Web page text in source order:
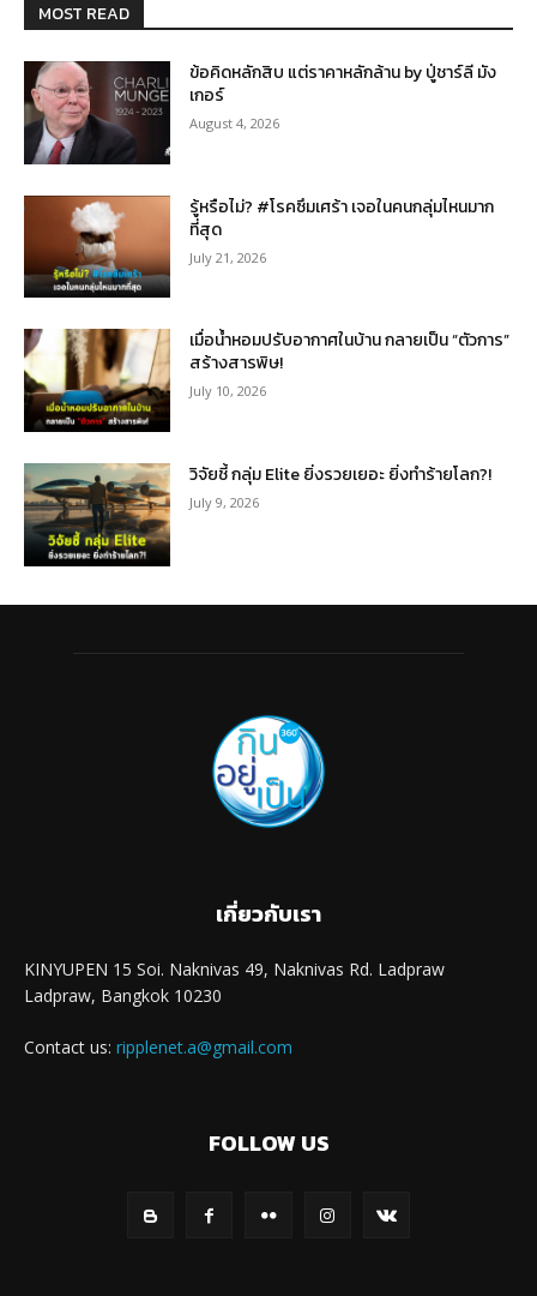
MOST READ
ข้อคิดหลักสิบ แต่ราคาหลักล้าน by ปู่ชาร์ลี มัง
เกอร์
August 4, 2026
รู้หรือไม่? #โรคซึมเศร้า เจอในคนกลุ่มไหนมาก
ที่สุด
July 21, 2026
เมื่อน้ำหอมปรับอากาศในบ้าน กลายเป็น “ตัวการ”
สร้างสารพิษ!
July 10, 2026
วิจัยชี้ กลุ่ม Elite ยิ่งรวยเยอะ ยิ่งทำร้ายโลก?!
July 9, 2026
เกี่ยวกับเรา
KINYUPEN 15 Soi. Naknivas 49, Naknivas Rd. Ladpraw
Ladpraw, Bangkok 10230
Contact us: ripplenet.a@gmail.com
FOLLOW US